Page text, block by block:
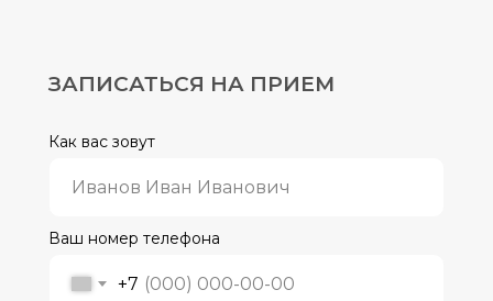
Как вас зовут
Ваш номер телефона
+7
ЗАПИСАТЬСЯ НА ПРИЕМ